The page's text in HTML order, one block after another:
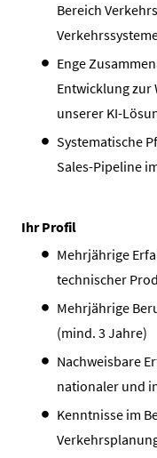
Bereich
Enge
Entwicklung
unserer KI-
Systematische
Sales-Pipeline
Ihr Profil
Mehrjährige
technischer
Mehrjährige
(mind. 3 Jahre)
Nachweisbare
nationaler und
Kenntnisse im